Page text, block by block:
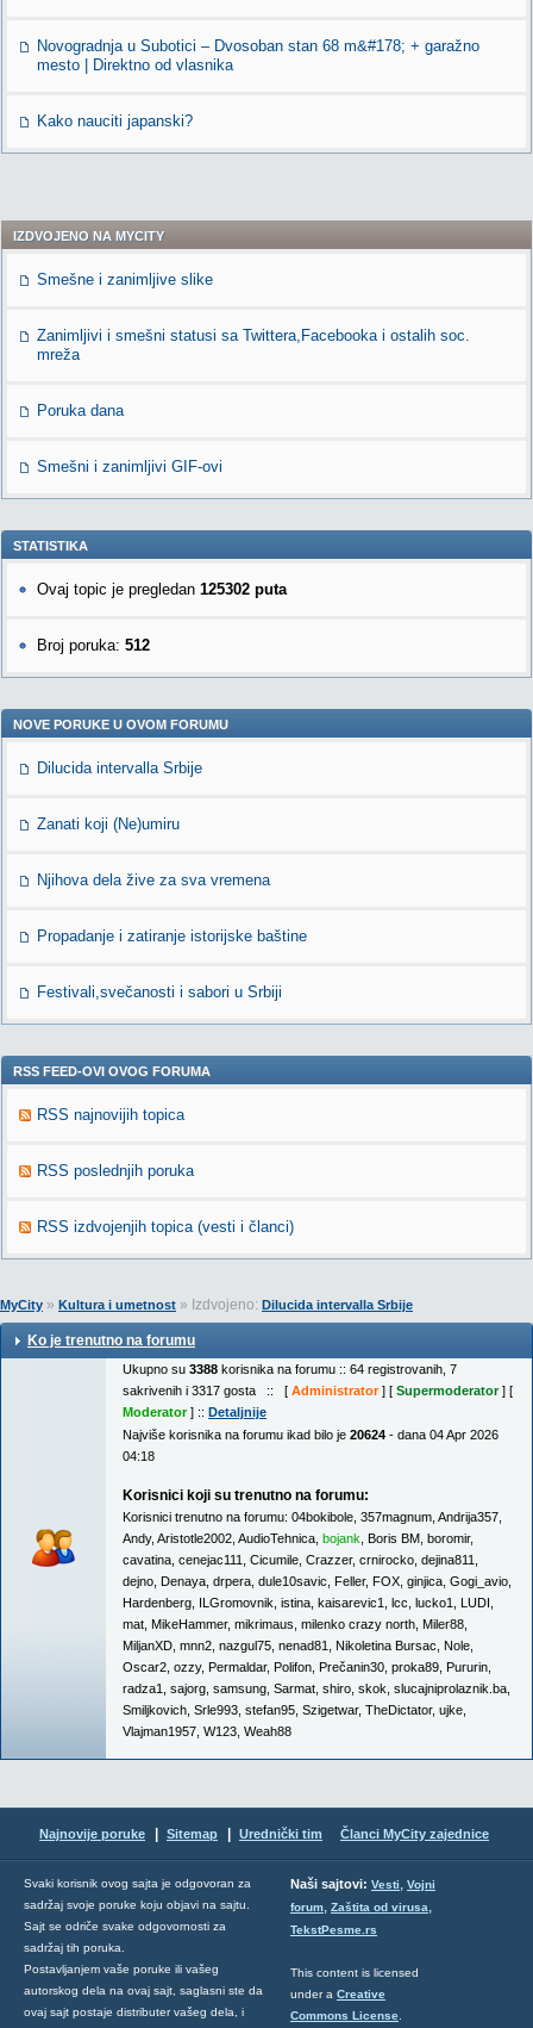
Novogradnja u Subotici – Dvosoban stan 68 m&#178; + garažno
mesto | Direktno od vlasnika
Kako nauciti japanski?
IZDVOJENO NA MYCITY
Smešne i zanimljive slike
Zanimljivi i smešni statusi sa Twittera,Facebooka i ostalih soc.
mreža
Poruka dana
Smešni i zanimljivi GIF-ovi
STATISTIKA
Ovaj topic je pregledan 125302 puta
Broj poruka: 512
NOVE PORUKE U OVOM FORUMU
Dilucida intervalla Srbije
Zanati koji (Ne)umiru
Njihova dela žive za sva vremena
Propadanje i zatiranje istorijske baštine
Festivali,svečanosti i sabori u Srbiji
RSS FEED-OVI OVOG FORUMA
RSS najnovijih topica
RSS poslednjih poruka
RSS izdvojenjih topica (vesti i članci)
MyCity » Kultura i umetnost » Izdvojeno: Dilucida intervalla Srbije
Ko je trenutno na forumu
Ukupno su 3388 korisnika na forumu :: 64 registrovanih, 7
sakrivenih i 3317 gosta :: [ Administrator] [ Supermoderator] [
Moderator] :: Detaljnije
Najviše korisnika na forumu ikad bilo je 20624 - dana 04 Apr 2026
04:18
Korisnici koji su trenutno na forumu:
Korisnici trenutno na forumu: 04bokibole 357magnum Andrija357
Andy, Aristotle2002 AudioTehnica bojank Boris BM boromir,
cavatina cenejac111 Cicumile Crazzer, crnirocko dejina811
dejno Denaya drpera dule10savic Feller, FOX ginjica Gogi_avio
Hardenberg ILGromovnik istina kaisarevic1 lcc lucko1 LUDI
mat MikeHammer, mikrimaus milenko crazy north Miler88
MiljanXD mnn2 nazgul75 nenad81 Nikoletina Bursac Nole
Oscar2 ozzy, Permaldar, Polifon Prečanin30 proka89 Pururin
radza1
sajorg samsung Sarmat shiro skok slucajniprolaznik.ba
Smiljkovich Srle993 stefan95 Szigetwar, TheDictator, ujke
Vlajman1957 W123 Weah88
Najnovije poruke Sitemap Urednički tim Članci MyCity zajednice
Svaki korisnik ovog sajta je odgovoran za
sadržaj svoje poruke koju objavi na sajtu.
Sajt se odriče svake odgovornosti za
sadržaj tih poruka.
Postavljanjem vaše poruke ili vašeg
autorskog dela na ovaj sajt, saglasni ste da
ovaj sajt postaje distributer vašeg dela, i
Naši sajtovi: Vesti, Vojni
forum, Zaštita od virusa,
TekstPesme.rs
This content is licensed
under a Creative
Commons License